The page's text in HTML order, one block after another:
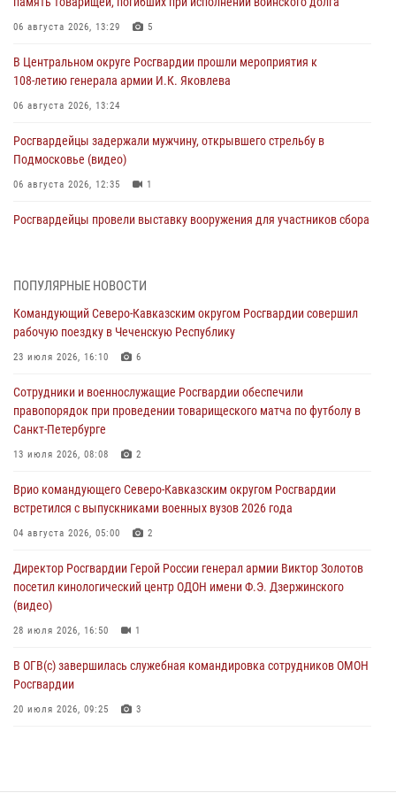
06 августа 2026, 13:29 5
В Центральном округе Росгвардии прошли мероприятия к
108‑летию генерала армии И.К. Яковлева
06 августа 2026, 13:24
Росгвардейцы задержали мужчину, открывшего стрельбу в
Подмосковье (видео)
06 августа 2026, 12:35 1
Росгвардейцы провели выставку вооружения для участников сбора
второй годовщине вторжения ВСУ на территорию области
06 августа 2026, 11:56
угрожавшего подростку травматическим пистолетом
06 августа 2026, 11:33 1
В Зауралье при содействии СОБР Росгвардии ликвидирована
06 августа 2026, 11:27
В Москве росгвардейцы задержали троих мужчин, устроивших
06 августа 2026, 11:20 1
ПОПУЛЯРНЫЕ НОВОСТИ
Командующий Северо-Кавказским округом Росгвардии совершил
рабочую поездку в Чеченскую Республику
23 июля 2026, 16:10 6
Сотрудники и военнослужащие Росгвардии обеспечили
правопорядок при проведении товарищеского матча по футболу в
Санкт-Петербурге
13 июля 2026, 08:08 2
Врио командующего Северо-Кавказским округом Росгвардии
встретился с выпускниками военных вузов 2026 года
04 августа 2026, 05:00 2
Директор Росгвардии Герой России генерал армии Виктор Золотов
посетил кинологический центр ОДОН имени Ф.Э. Дзержинского
(видео)
28 июля 2026, 16:50 1
В ОГВ(с) завершилась служебная командировка сотрудников ОМОН
Росгвардии
20 июля 2026, 09:25 3